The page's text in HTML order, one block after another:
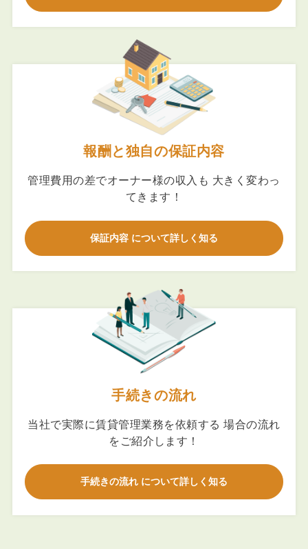
報酬と独自の保証内容
管理費用の差でオーナー様の収入も 大きく変わっ
てきます！
保証内容 について詳しく知る
手続きの流れ
当社で実際に賃貸管理業務を依頼する 場合の流れ
をご紹介します！
手続きの流れ について詳しく知る